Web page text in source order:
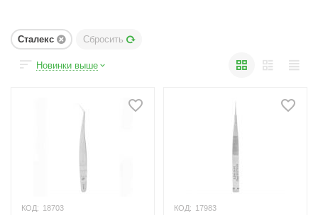
Сталекс Сбросить
Новинки выше
КОД: 18703 КОД: 17983